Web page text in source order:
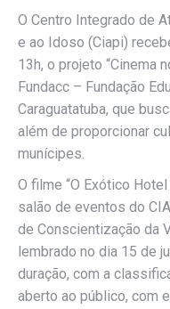
O Centro Integrado de
e ao Idoso (Ciapi)
13h, o projeto “Cinema
Fundacc – Fundação
Caraguatatuba, que
além de proporcionar
munícipes.
O filme “O Exótico
salão de eventos do
de Conscientização da
lembrado no dia 15 de
duração, com a
aberto ao público, com